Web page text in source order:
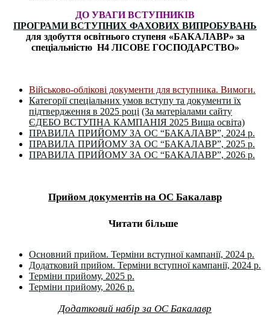
ДО УВАГИ ВСТУПНИКІВ
ПРОГРАМИ ВСТУПНИХ ФАХОВИХ ВИПРОБУВАНЬ
для здобуття освітнього ступеня «БАКАЛАВР» за
спеціальністю H4 ЛІСОВЕ ГОСПОДАРСТВО»
Військово-облікові документи для вступника. Вимоги.
Категорії спеціальних умов вступу та документи їх
підтвердження в 2025 році (За матеріалами сайту
ЄДЕБО ВСТУПНА КАМПАНІЯ 2025 Вища освіта)
ПРАВИЛА ПРИЙОМУ ЗА ОС “БАКАЛАВР”, 2024 р.
ПРАВИЛА ПРИЙОМУ ЗА ОС “БАКАЛАВР”, 2025 р.
ПРАВИЛА ПРИЙОМУ ЗА ОС “БАКАЛАВР”, 2026 р.
Прийом документів на ОС Бакалавр
Читати більше
Основний прийом. Терміни вступної кампанії, 2024 р.
Додатковий прийом. Терміни вступної кампанії, 2024 р.
Терміни прийому, 2025 р.
Терміни прийому, 2026 р.
Додатковий набір за ОС Бакалавр